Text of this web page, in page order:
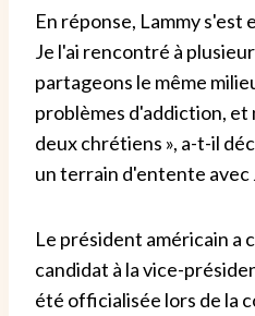
En réponse, Lammy s'est
Je l'ai rencontré à
partageons le même
problèmes d'addiction, et
deux chrétiens », a-t-il
un terrain d'entente avec
Le président américain a
candidat à la vice-
été officialisée lors de la